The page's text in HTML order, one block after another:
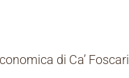
di Ca’ Foscari